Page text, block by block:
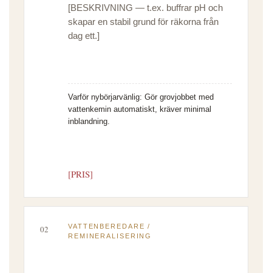
[BESKRIVNING — t.ex. buffrar pH och
skapar en stabil grund för räkorna från
dag ett.]
Varför nybörjarvänlig: Gör grovjobbet med
vattenkemin automatiskt, kräver minimal
inblandning.
[PRIS]
02
VATTENBEREDARE /
REMINERALISERING